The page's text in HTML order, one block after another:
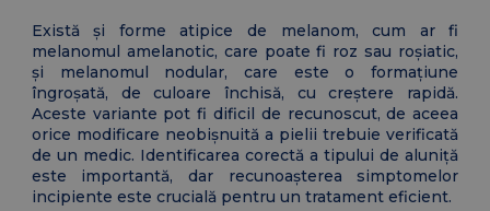
Există și forme atipice de melanom, cum ar fi
melanomul amelanotic, care poate fi roz sau roșiatic,
și melanomul nodular, care este o formațiune
îngroșată, de culoare închisă, cu creștere rapidă.
Aceste variante pot fi dificil de recunoscut, de aceea
orice modificare neobișnuită a pielii trebuie verificată
de un medic. Identificarea corectă a tipului de aluniță
este importantă, dar recunoașterea simptomelor
incipiente este crucială pentru un tratament eficient.